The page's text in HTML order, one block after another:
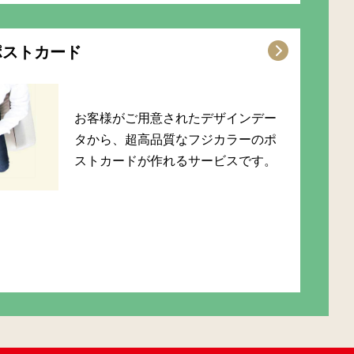
トカード
お客様がご用意されたデザインデー
タから、超高品質なフジカラーのポ
ストカードが作れるサービスです。